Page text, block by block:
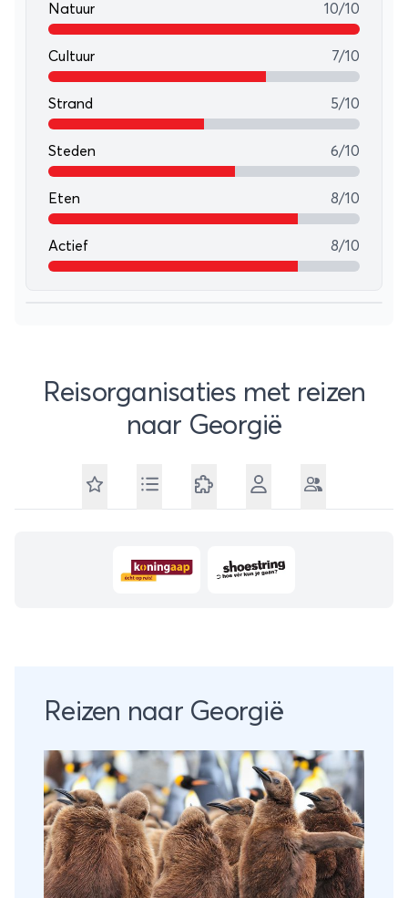
Natuur 10/10
Cultuur 7/10
Strand 5/10
Steden 6/10
Eten 8/10
Actief 8/10
Reisorganisaties met reizen
naar Georgië
Reizen naar Georgië